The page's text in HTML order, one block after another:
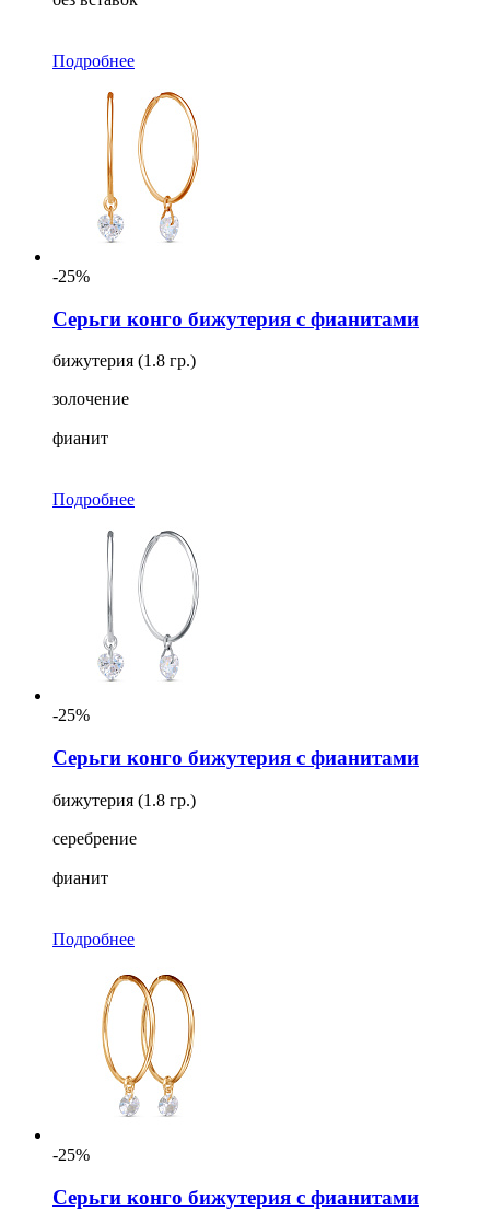
Подробнее
-25%
Серьги конго бижутерия с фианитами
бижутерия (1.8 гр.)
золочение
фианит
Подробнее
-25%
Серьги конго бижутерия с фианитами
бижутерия (1.8 гр.)
серебрение
фианит
Подробнее
-25%
Серьги конго бижутерия с фианитами